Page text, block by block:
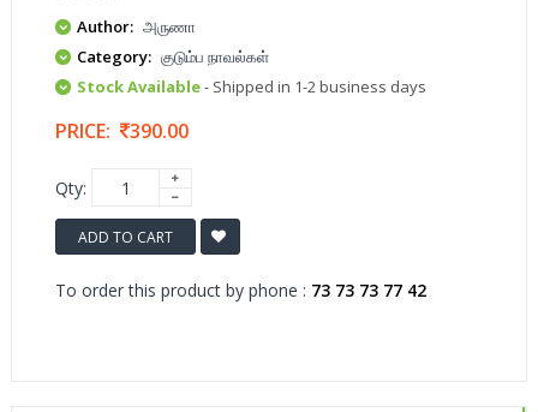
Author: அருணா
Category: குடும்ப நாவல்கள்
Stock Available- Shipped in 1-2 business days
PRICE: 390.00
Qty:
ADD TO CART
To order this product by phone : 73 73 73 77 42